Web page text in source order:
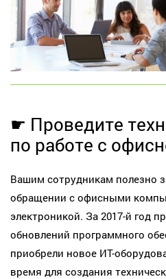
☛ Проведите
по работе с
Вашим сотрудникам полезно
обращении с офисными
электроникой. За 2017-й год
обновлений программного
приобрели новое ИТ-
время для создания